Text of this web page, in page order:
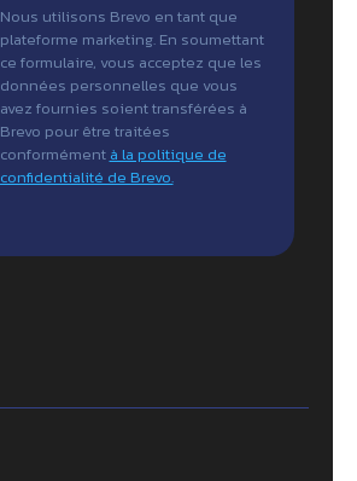
Nous utilisons Brevo en tant que
plateforme marketing. En soumettant
ce formulaire, vous acceptez que les
données personnelles que vous
avez fournies soient transférées à
Brevo pour être traitées
conformément à la politique de
confidentialité de Brevo.